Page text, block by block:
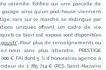
sérénité. Edifiée sur une parcelle de
garage ainsi qu’un pool-house viennent
rare sur le marché, se distingue par
uniques offrant un cadre de vie
ce bien est exposé sont disponibles
”. Pour plus de renseignements ou
nous sans plus attendre, PRESTIGE
000 € FAI dont 5 % d'honoraires agence à
de 1 785 714 € (RCS. Saint-Nazaire